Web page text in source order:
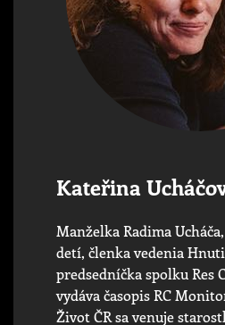
Kateřina
Manželka Radima
detí, členka vedenia
predsedníčka spolku Res
vydáva časopis RC
Život ČR sa venuje